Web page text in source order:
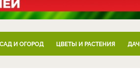
САД И ОГОРОД ЦВЕТЫ И РАСТЕНИЯ